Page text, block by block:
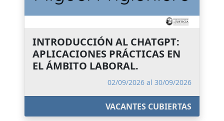
INTRODUCCIÓN AL CHATGPT:
APLICACIONES PRÁCTICAS EN
EL ÁMBITO LABORAL.
02/09/2026 al 30/09/2026
VACANTES CUBIERTAS